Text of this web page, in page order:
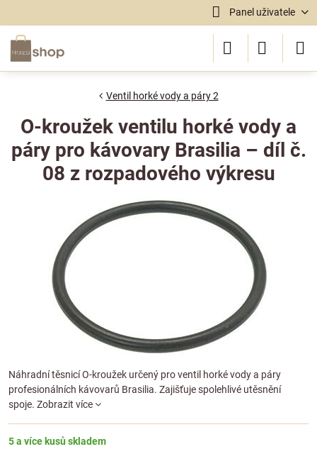
Panel uživatele
Ventil horké vody a páry 2
O-kroužek ventilu horké vody a
páry pro kávovary Brasilia – díl č.
08 z rozpadového výkresu
Náhradní těsnicí O-kroužek určený pro ventil horké vody a páry
profesionálních kávovarů Brasilia. Zajišťuje spolehlivé utěsnění
spoje. Zobrazit více
5 a více kusů skladem